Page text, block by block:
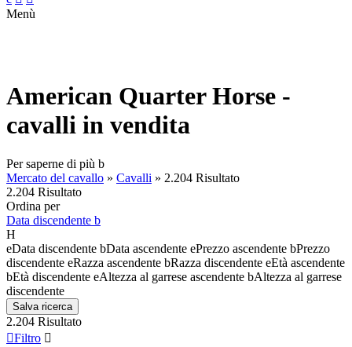
Menù
American Quarter Horse -
cavalli in vendita
Per saperne di più b
Mercato del cavallo » Cavalli » 2.204 Risultato
2.204 Risultato
Ordina per
Data discendente b
H
eData discendente bData ascendente ePrezzo ascendente bPrezzo
discendente eRazza ascendente bRazza discendente eEtà ascendente
bEtà discendente eAltezza al garrese ascendente bAltezza al garrese
discendente
Salva ricerca
2.204 Risultato
Filtro 